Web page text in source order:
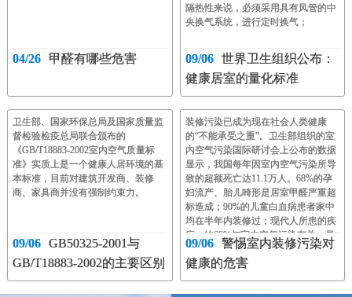
04/26 甲醛有哪些危害
隔热性来说，必须采用具有风管的中
央换气系统，进行定时换气；
09/06 世界卫生组织公布：
健康居室的量化标准
卫生部、国家环保总局及国家质量监
督检验检疫总局联合颁布的
《GB/T18883-2002室内空气质量标
准》实质上是一个健康人居环境的基
本标准，目前对建筑开发商、装修
商、家具商并没有强制约束力。
09/06
GB50325-2001与
GB/T18883-2002的主要区别
装修污染已成为现在社会人类健康
的“不能承受之重”。卫生部组织的室
内空气污染国际研讨会上公布的数据
显示，我国每年因室内空气污染所导
致的超额死亡达11.1万人。68%的孕
妇流产、胎儿畸形是居室甲醛严重超
标造成；90%的儿童白血病患者家中
均在半年内装修过；现代人所患的疾
病，约68%与室内空气污染有关，是
室内污染能诱发癌症、白血病、不孕
不育、胎儿畸形等30余种疾病；世界
09/06 警惕室内装修污染对
健康的危害